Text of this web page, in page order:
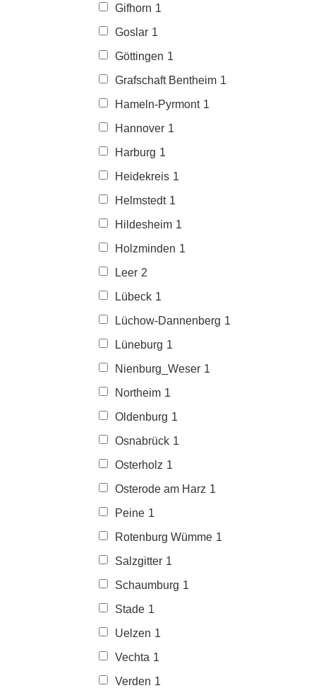
Gifhorn 1
Goslar 1
Göttingen 1
Grafschaft Bentheim 1
Hameln-Pyrmont 1
Hannover 1
Harburg 1
Heidekreis 1
Helmstedt 1
Hildesheim 1
Holzminden 1
Leer 2
Lübeck 1
Lüchow-Dannenberg 1
Lüneburg 1
Nienburg_Weser 1
Northeim 1
Oldenburg 1
Osnabrück 1
Osterholz 1
Osterode am Harz 1
Peine 1
Rotenburg Wümme 1
Salzgitter 1
Schaumburg 1
Stade 1
Uelzen 1
Vechta 1
Verden 1